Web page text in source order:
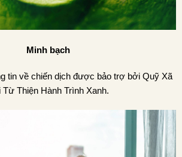
Minh bạch
tin về chiến dịch được bảo trợ bởi Quỹ Xã
Từ Thiện Hành Trình Xanh.